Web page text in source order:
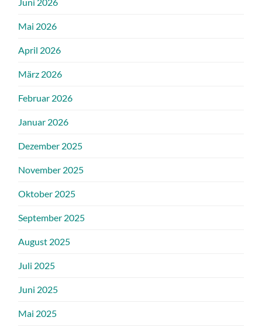
Mai 2026
April 2026
März 2026
Februar 2026
Januar 2026
Dezember 2025
November 2025
Oktober 2025
September 2025
August 2025
Juli 2025
Juni 2025
Mai 2025